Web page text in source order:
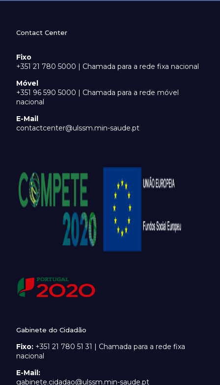
Contact Center
Fixo
+351 21 780 5000 | Chamada para a rede fixa nacional
Móvel
+351 96 590 5000 | Chamada para a rede móvel
nacional
E-Mail
contactcenter@ulssm.min-saude.pt
Gabinete do Cidadão
Fixo: +351 21 780 51 31 | Chamada para a rede fixa
nacional
E-Mail:
gabinete.cidadao@ulssm.min-saude.pt